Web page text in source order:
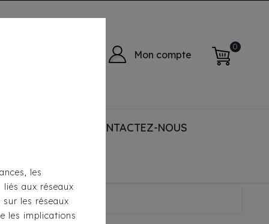
Mon compte
0
CONTACTEZ-NOUS
Kaki/Rose
les
aux réseaux
les réseaux
les implications